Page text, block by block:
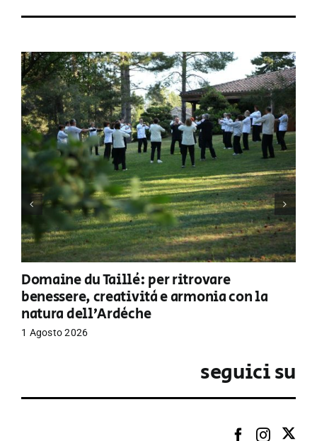
Domaine du Taillé: per ritrovare
benessere, creatività e armonia con la
natura dell’Ardèche
1 Agosto 2026
seguici su